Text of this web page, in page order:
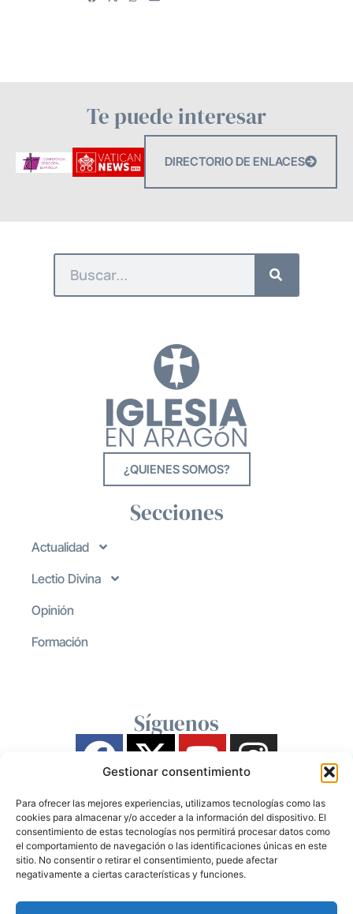
Gestionar consentimiento
Para ofrecer las mejores experiencias, utilizamos tecnologías como las
cookies para almacenar y/o acceder a la información del dispositivo. El
consentimiento de estas tecnologías nos permitirá procesar datos como
el comportamiento de navegación o las identificaciones únicas en este
sitio. No consentir o retirar el consentimiento, puede afectar
negativamente a ciertas características y funciones.
Te puede interesar
DIRECTORIO DE ENLACES
¿QUIENES SOMOS?
Secciones
Actualidad
Lectio Divina
Opinión
Formación
Síguenos